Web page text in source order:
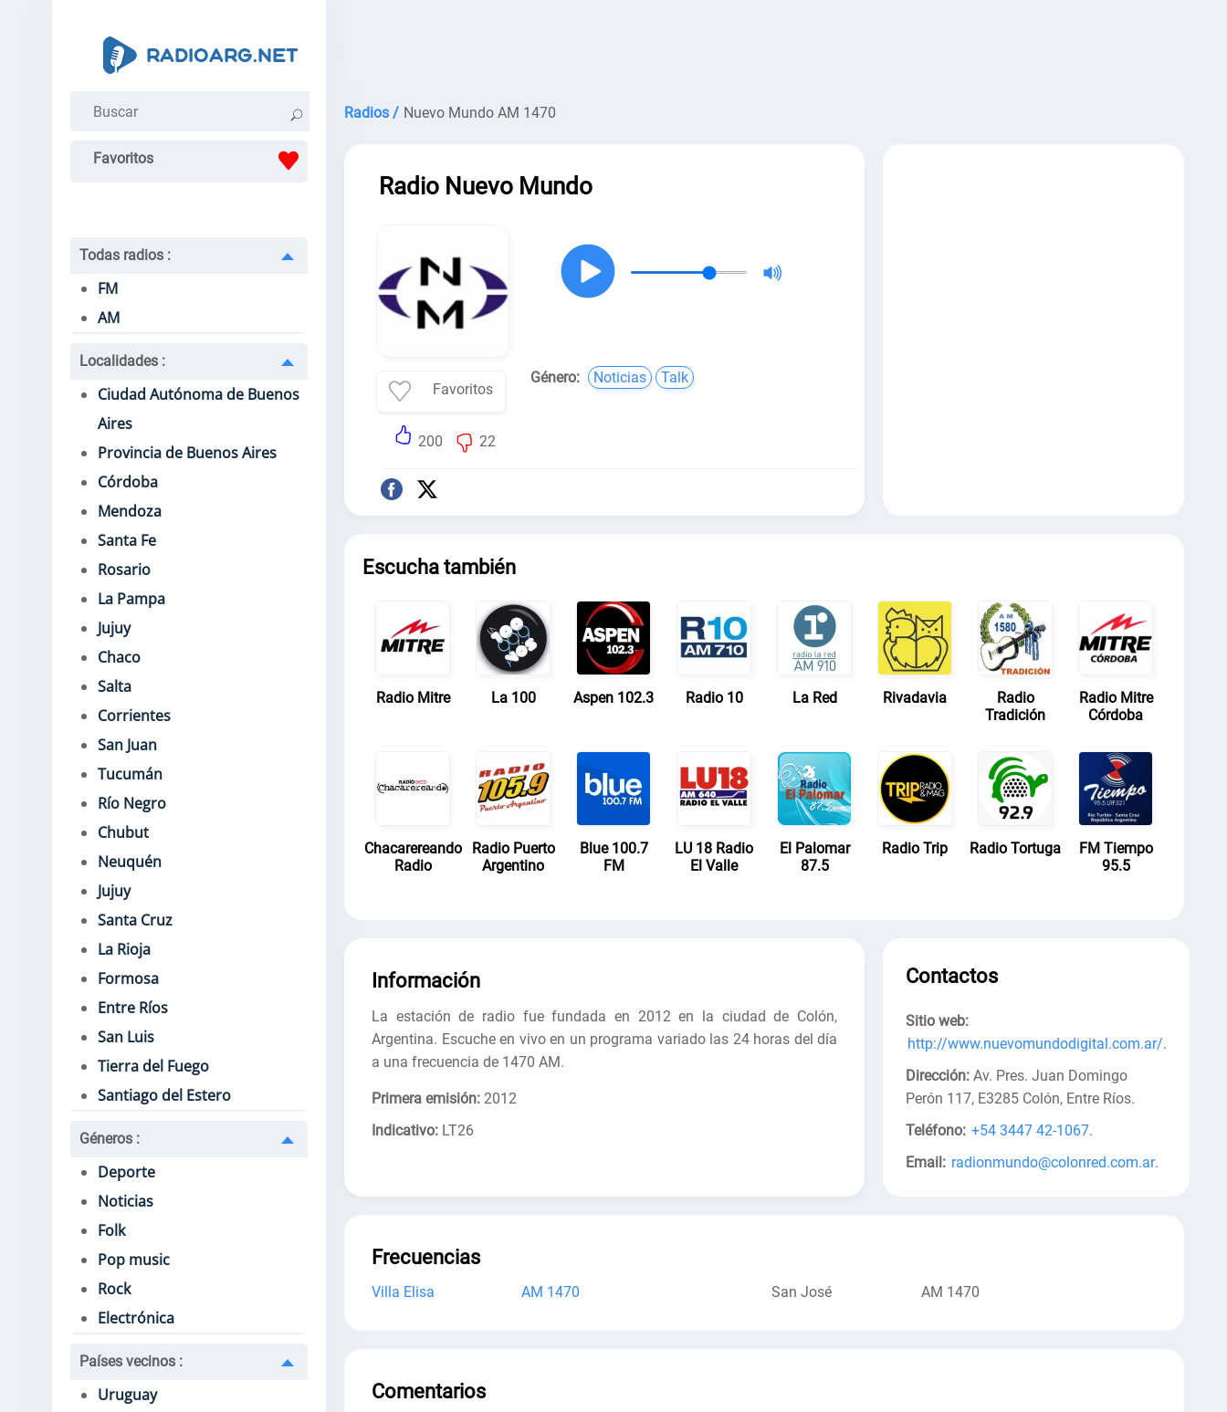
Favoritos
Todas radios :
FM
AM
Localidades :
Ciudad Autónoma de Buenos
Aires
Provincia de Buenos Aires
Córdoba
Mendoza
Santa Fe
Rosario
La Pampa
Jujuy
Chaco
Salta
Corrientes
San Juan
Tucumán
Río Negro
Chubut
Neuquén
Jujuy
Santa Cruz
La Rioja
Formosa
Entre Ríos
San Luis
Tierra del Fuego
Santiago del Estero
Géneros :
Deporte
Noticias
Folk
Pop music
Rock
Electrónica
Países vecinos :
Uruguay
Radios / Nuevo Mundo AM 1470
Radio Nuevo Mundo
Favoritos
200 22
Género: Noticias Talk
Escucha también
Radio Mitre La 100 Aspen 102.3 Radio 10 La Red Rivadavia
Radio
Tradición
Radio Mitre
Córdoba
Chacarereando
Radio
Radio Puerto
Argentino
Blue 100.7
FM
LU 18 Radio
El Valle
El Palomar
87.5
Radio Trip Radio Tortuga
FM Tiempo
95.5
Información
La estación de radio fue fundada en 2012 en la ciudad de Colón,
Argentina. Escuche en vivo en un programa variado las 24 horas del día
a una frecuencia de 1470 AM.
Primera emisión: 2012
Indicativo: LT26
Contactos
Sitio web:
http://www.nuevomundodigital.com.ar/.
Dirección: Av. Pres. Juan Domingo
Perón 117, E3285 Colón, Entre Ríos.
Teléfono: +54 3447 42-1067.
Email: radionmundo@colonred.com.ar.
Frecuencias
Villa Elisa AM 1470 San José AM 1470
Comentarios